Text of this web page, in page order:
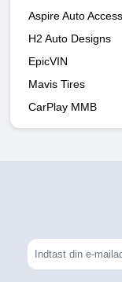
Aspire Auto
H2 Auto Designs
EpicVIN
Mavis Tires
CarPlay MMB